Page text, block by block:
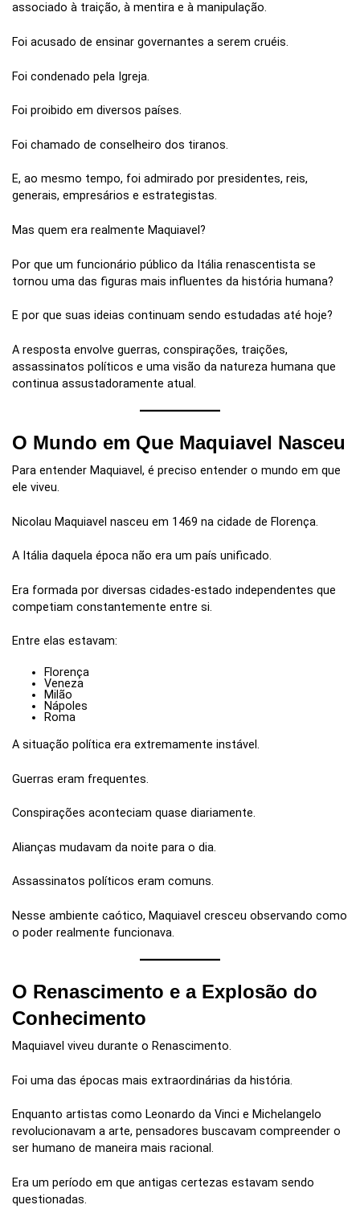
associado à traição, à mentira e à manipulação.
Foi acusado de ensinar governantes a serem cruéis.
Foi condenado pela Igreja.
Foi proibido em diversos países.
Foi chamado de conselheiro dos tiranos.
E, ao mesmo tempo, foi admirado por presidentes, reis,
generais, empresários e estrategistas.
Mas quem era realmente Maquiavel?
Por que um funcionário público da Itália renascentista se
tornou uma das figuras mais influentes da história humana?
E por que suas ideias continuam sendo estudadas até hoje?
A resposta envolve guerras, conspirações, traições,
assassinatos políticos e uma visão da natureza humana que
continua assustadoramente atual.
O Mundo em Que Maquiavel Nasceu
Para entender Maquiavel, é preciso entender o mundo em que
ele viveu.
Nicolau Maquiavel nasceu em 1469 na cidade de Florença.
A Itália daquela época não era um país unificado.
Era formada por diversas cidades-estado independentes que
competiam constantemente entre si.
Entre elas estavam:
Florença
Veneza
Milão
Nápoles
Roma
A situação política era extremamente instável.
Guerras eram frequentes.
Conspirações aconteciam quase diariamente.
Alianças mudavam da noite para o dia.
Assassinatos políticos eram comuns.
Nesse ambiente caótico, Maquiavel cresceu observando como
o poder realmente funcionava.
O Renascimento e a Explosão do
Conhecimento
Maquiavel viveu durante o Renascimento.
Foi uma das épocas mais extraordinárias da história.
Enquanto artistas como Leonardo da Vinci e Michelangelo
revolucionavam a arte, pensadores buscavam compreender o
ser humano de maneira mais racional.
Era um período em que antigas certezas estavam sendo
questionadas.